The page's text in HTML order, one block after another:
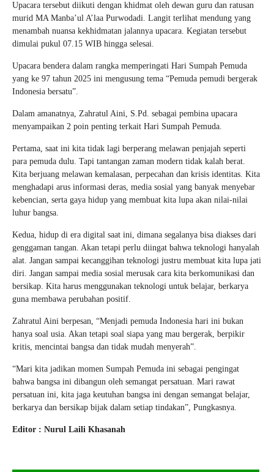
Upacara tersebut diikuti dengan khidmat oleh dewan guru dan ratusan
murid MA Manba’ul A’laa Purwodadi. Langit terlihat mendung yang
menambah nuansa kekhidmatan jalannya upacara. Kegiatan tersebut
dimulai pukul 07.15 WIB hingga selesai.
Upacara bendera dalam rangka memperingati Hari Sumpah Pemuda
yang ke 97 tahun 2025 ini mengusung tema “Pemuda pemudi bergerak
Indonesia bersatu”.
Dalam amanatnya, Zahratul Aini, S.Pd. sebagai pembina upacara
menyampaikan 2 poin penting terkait Hari Sumpah Pemuda.
Pertama, saat ini kita tidak lagi berperang melawan penjajah seperti
para pemuda dulu. Tapi tantangan zaman modern tidak kalah berat.
Kita berjuang melawan kemalasan, perpecahan dan krisis identitas. Kita
menghadapi arus informasi deras, media sosial yang banyak menyebar
kebencian, serta gaya hidup yang membuat kita lupa akan nilai-nilai
luhur bangsa.
Kedua, hidup di era digital saat ini, dimana segalanya bisa diakses dari
genggaman tangan. Akan tetapi perlu diingat bahwa teknologi hanyalah
alat. Jangan sampai kecanggihan teknologi justru membuat kita lupa jati
diri. Jangan sampai media sosial merusak cara kita berkomunikasi dan
bersikap. Kita harus menggunakan teknologi untuk belajar, berkarya
guna membawa perubahan positif.
Zahratul Aini berpesan, “Menjadi pemuda Indonesia hari ini bukan
hanya soal usia. Akan tetapi soal siapa yang mau bergerak, berpikir
kritis, mencintai bangsa dan tidak mudah menyerah”.
“Mari kita jadikan momen Sumpah Pemuda ini sebagai pengingat
bahwa bangsa ini dibangun oleh semangat persatuan. Mari rawat
persatuan ini, kita jaga keutuhan bangsa ini dengan semangat belajar,
berkarya dan bersikap bijak dalam setiap tindakan”, Pungkasnya.
Editor : Nurul Laili Khasanah